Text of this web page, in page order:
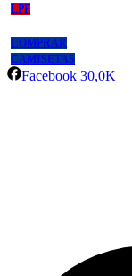
LPF
COMPRAR
CAMISETAS
Facebook 30,0K